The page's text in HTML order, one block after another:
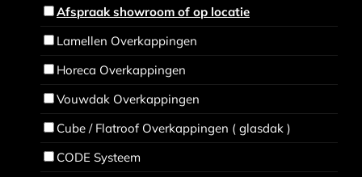
Afspraak showroom of op locatie
Lamellen Overkappingen
Horeca Overkappingen
Vouwdak Overkappingen
Cube / Flatroof Overkappingen ( glasdak )
CODE Systeem